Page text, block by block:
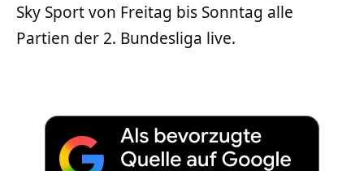
Sky Sport von Freitag bis Sonntag alle
Partien der 2. Bundesliga live.